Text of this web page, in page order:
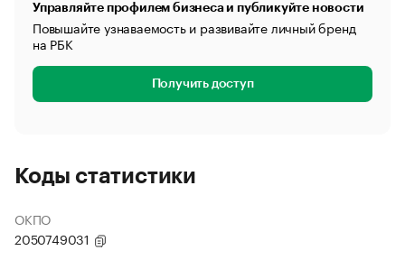
Управляйте профилем бизнеса и публикуйте новости
Повышайте узнаваемость и развивайте личный бренд
на РБК
Получить доступ
Коды статистики
ОКПО
2050749031